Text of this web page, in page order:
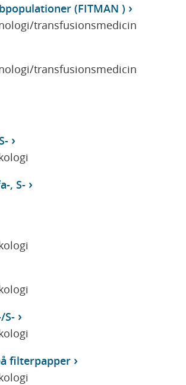
(FITMAN )
transfusionsmedicin
transfusionsmedicin
, S-
S-
filterpapper